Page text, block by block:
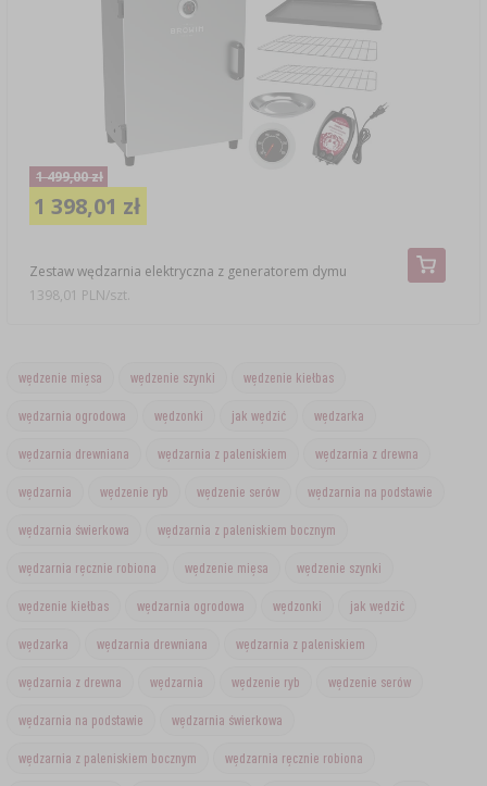
Zestaw wędzarnia elektryczna z generatorem dymu
1 499,00 zł
1 398,01 zł
1398,01 PLN/szt.
wędzenie mięsa wędzenie szynki wędzenie kiełbas
wędzarnia ogrodowa wędzonki jak wędzić wędzarka
wędzarnia drewniana wędzarnia z paleniskiem wędzarnia z drewna
wędzarnia wędzenie ryb wędzenie serów wędzarnia na podstawie
wędzarnia świerkowa wędzarnia z paleniskiem bocznym
wędzarnia ręcznie robiona wędzenie mięsa wędzenie szynki
wędzenie kiełbas wędzarnia ogrodowa wędzonki jak wędzić
wędzarka wędzarnia drewniana wędzarnia z paleniskiem
wędzarnia z drewna wędzarnia wędzenie ryb wędzenie serów
wędzarnia na podstawie wędzarnia świerkowa
wędzarnia z paleniskiem bocznym wędzarnia ręcznie robiona